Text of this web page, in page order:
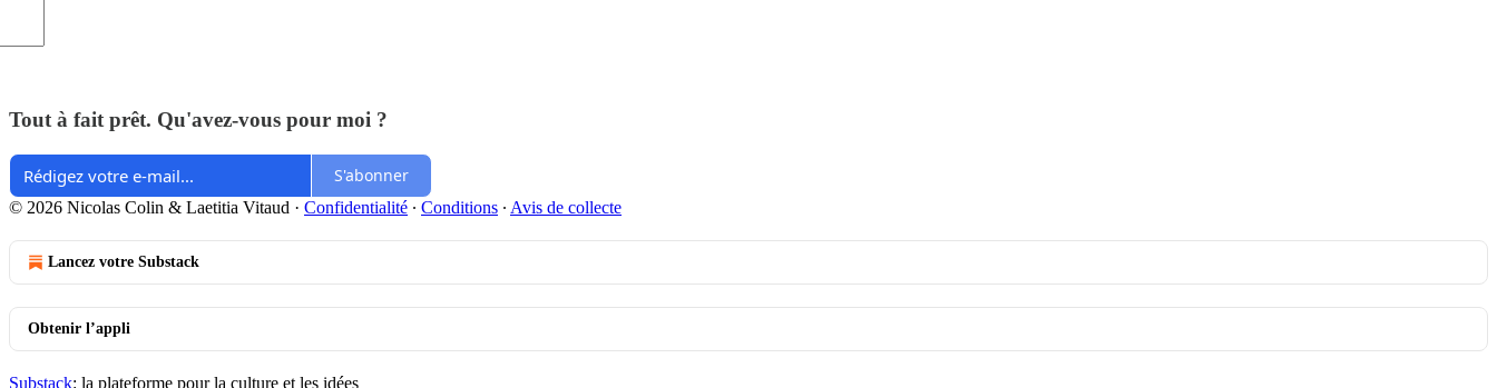
Tout à fait prêt. Qu'avez-vous pour moi ?
S'abonner
© 2026 Nicolas Colin & Laetitia Vitaud · Confidentialité ∙ Conditions ∙ Avis de collecte
Lancez votre Substack
Obtenir l’appli
Substack: la plateforme pour la culture et les idées